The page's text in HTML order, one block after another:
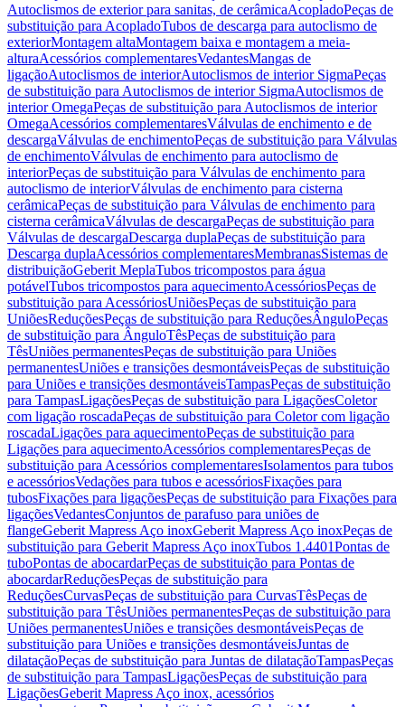
Autoclismos de exterior para sanitas, de cerâmicaAcopladoPeças de
substituição para AcopladoTubos de descarga para autoclismo de
exteriorMontagem altaMontagem baixa e montagem a meia-
alturaAcessórios complementaresVedantesMangas de
ligaçãoAutoclismos de interiorAutoclismos de interior SigmaPeças
de substituição para Autoclismos de interior SigmaAutoclismos de
interior OmegaPeças de substituição para Autoclismos de interior
OmegaAcessórios complementaresVálvulas de enchimento e de
descargaVálvulas de enchimentoPeças de substituição para Válvulas
de enchimentoVálvulas de enchimento para autoclismo de
interiorPeças de substituição para Válvulas de enchimento para
autoclismo de interiorVálvulas de enchimento para cisterna
cerâmicaPeças de substituição para Válvulas de enchimento para
cisterna cerâmicaVálvulas de descargaPeças de substituição para
Válvulas de descargaDescarga duplaPeças de substituição para
Descarga duplaAcessórios complementaresMembranasSistemas de
distribuiçãoGeberit MeplaTubos tricompostos para água
potávelTubos tricompostos para aquecimentoAcessóriosPeças de
substituição para AcessóriosUniõesPeças de substituição para
UniõesReduçõesPeças de substituição para ReduçõesÂnguloPeças
de substituição para ÂnguloTêsPeças de substituição para
TêsUniões permanentesPeças de substituição para Uniões
permanentesUniões e transições desmontáveisPeças de substituição
para Uniões e transições desmontáveisTampasPeças de substituição
para TampasLigaçõesPeças de substituição para LigaçõesColetor
com ligação roscadaPeças de substituição para Coletor com ligação
roscadaLigações para aquecimentoPeças de substituição para
Ligações para aquecimentoAcessórios complementaresPeças de
substituição para Acessórios complementaresIsolamentos para tubos
e acessóriosVedações para tubos e acessóriosFixações para
tubosFixações para ligaçõesPeças de substituição para Fixações para
ligaçõesVedantesConjuntos de parafuso para uniões de
flangeGeberit Mapress Aço inoxGeberit Mapress Aço inoxPeças de
substituição para Geberit Mapress Aço inoxTubos 1.4401Pontas de
tuboPontas de abocardarPeças de substituição para Pontas de
abocardarReduçõesPeças de substituição para
ReduçõesCurvasPeças de substituição para CurvasTêsPeças de
substituição para TêsUniões permanentesPeças de substituição para
Uniões permanentesUniões e transições desmontáveisPeças de
substituição para Uniões e transições desmontáveisJuntas de
dilataçãoPeças de substituição para Juntas de dilataçãoTampasPeças
de substituição para TampasLigaçõesPeças de substituição para
LigaçõesGeberit Mapress Aço inox, acessórios